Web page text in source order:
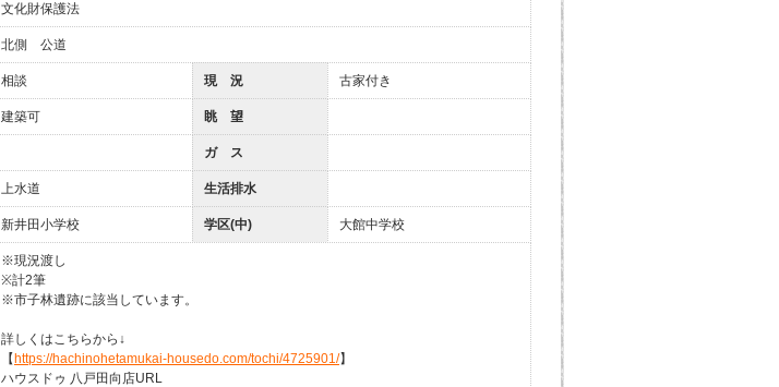
文化財保護法
北側 公道
相談 現 況 古家付き
建築可 眺 望
ガ ス
上水道 生活排水
新井田小学校 学区(中) 大館中学校
※現況渡し
※計2筆
※市子林遺跡に該当しています。
詳しくはこちらから↓
【 https://hachinohetamukai-housedo.com/tochi/4725901/】
ハウスドゥ 八戸田向店URL